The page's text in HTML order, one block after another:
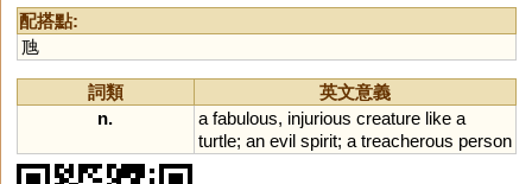
配搭點:
虺
詞類
英文意義
n.
a fabulous, injurious creature like a
turtle; an evil spirit; a treacherous person